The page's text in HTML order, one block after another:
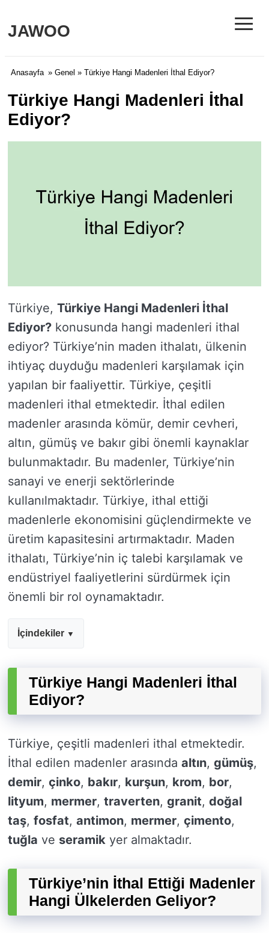
JAWOO ≡
Anasayfa » Genel » Türkiye Hangi Madenleri İthal Ediyor?
Türkiye Hangi Madenleri İthal
Ediyor?
Türkiye, Türkiye Hangi Madenleri İthal
Ediyor? konusunda hangi madenleri ithal
ediyor? Türkiye’nin maden ithalatı, ülkenin
ihtiyaç duyduğu madenleri karşılamak için
yapılan bir faaliyettir. Türkiye, çeşitli
madenleri ithal etmektedir. İthal edilen
madenler arasında kömür, demir cevheri,
altın, gümüş ve bakır gibi önemli kaynaklar
bulunmaktadır. Bu madenler, Türkiye’nin
sanayi ve enerji sektörlerinde
kullanılmaktadır. Türkiye, ithal ettiği
madenlerle ekonomisini güçlendirmekte ve
üretim kapasitesini artırmaktadır. Maden
ithalatı, Türkiye’nin iç talebi karşılamak ve
endüstriyel faaliyetlerini sürdürmek için
önemli bir rol oynamaktadır.
İçindekiler
Türkiye Hangi Madenleri İthal
Ediyor?
Türkiye, çeşitli madenleri ithal etmektedir.
İthal edilen madenler arasında altın, gümüş,
demir, çinko, bakır, kurşun, krom, bor,
lityum, mermer, traverten, granit, doğal
taş, fosfat, antimon, mermer, çimento,
tuğla ve seramik yer almaktadır.
Türkiye’nin İthal Ettiği Madenler
Hangi Ülkelerden Geliyor?